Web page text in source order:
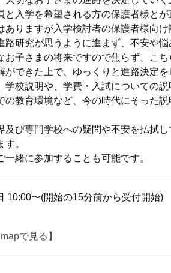
と入学を希望される方の保護者様とが
ありますが入学検討者の保護者様向
路研究が思うように進まず、不安や
お子さまの将来ですので焦らず、こち
ができた上で、ゆっくりと進路決定
学校説明や、学費・入試についての
の教育環境など、今の時代にそった
及び専門学校への疑問や不安を払拭
。
緒に参加することも可能です。
10:00〜(開始の15分前から受付開始)
で見る】